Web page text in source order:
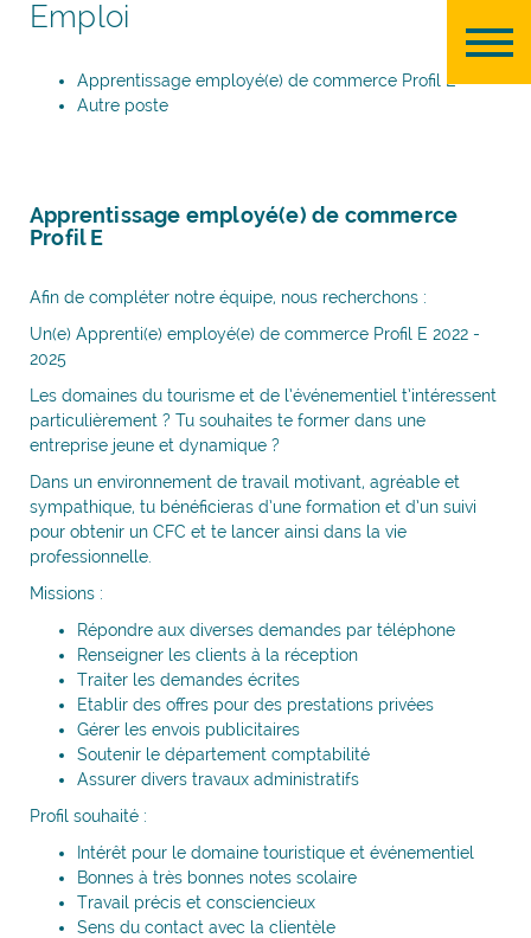
Emploi
Apprentissage employé(e) de commerce Profil E
Autre poste
Apprentissage employé(e) de commerce
Profil E
Afin de compléter notre équipe, nous recherchons :
Un(e) Apprenti(e) employé(e) de commerce Profil E 2022 -
2025
Les domaines du tourisme et de l’événementiel t’intéressent
particulièrement ? Tu souhaites te former dans une
entreprise jeune et dynamique ?
Dans un environnement de travail motivant, agréable et
sympathique, tu bénéficieras d’une formation et d’un suivi
pour obtenir un CFC et te lancer ainsi dans la vie
professionnelle.
Missions :
Répondre aux diverses demandes par téléphone
Renseigner les clients à la réception
Traiter les demandes écrites
Etablir des offres pour des prestations privées
Gérer les envois publicitaires
Soutenir le département comptabilité
Assurer divers travaux administratifs
Profil souhaité :
Intérêt pour le domaine touristique et événementiel
Bonnes à très bonnes notes scolaire
Travail précis et consciencieux
Sens du contact avec la clientèle
Panneau de gestion des cookies